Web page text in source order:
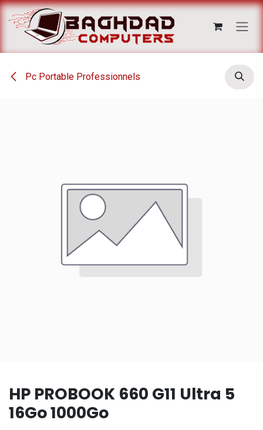
Se rendre au contenu
Pc Portable Professionnels
HP PROBOOK 660 G11 Ultra 5
16Go 1000Go